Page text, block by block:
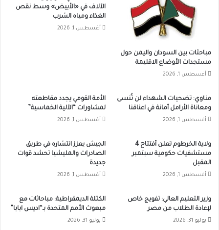
مباحثات بين السودان واليمن حول
مستجدات الأوضاع الاقليمة
أغسطس 1, 2026
الآلاف في «الأبيض» وسط نقص
الغذاء ومياه الشرب
أغسطس 1, 2026
مناوي: تضحيات الشهداء لن تُنسى
ومعاناة الأرامل أمانة في اعناقنا
أغسطس 1, 2026
الأمة القومي يجدد مقاطعته
لمشاورات “الآلية الخماسية”
أغسطس 1, 2026
ولاية الخرطوم تعلن أفتتاح 4
مستشفيات حكومية سبتمبر
المقبل
أغسطس 1, 2026
الجيش يعزز انتشاره في طريق
الصادرات والمليشيا تحشد قوات
جديدة
أغسطس 1, 2026
وزير التعليم العالي: تفويج خاص
لإعادة الطلاب من مصر
يوليو 31, 2026
الكتلة الديمقراطية: مباحاثات مع
مبعوث الأمم المتحدة بـ“اديس ابابا”
يوليو 31, 2026